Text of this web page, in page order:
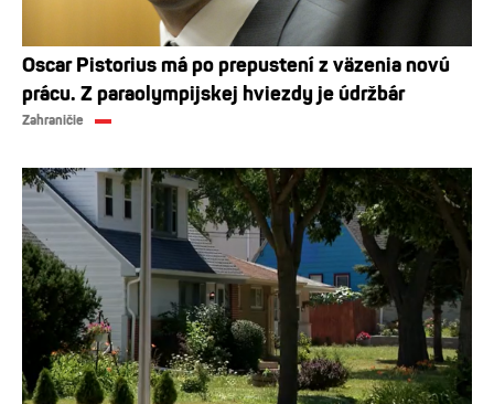
Oscar Pistorius má po prepustení z väzenia novú
prácu. Z paraolympijskej hviezdy je údržbár
Zahraničie